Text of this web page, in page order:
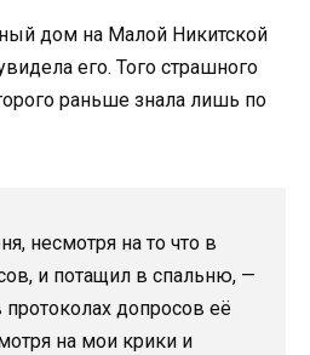
дом на Малой Никитской
его. Того страшного
раньше знала лишь по
несмотря на то что в
и потащил в спальню, —
допросов её
на мои крики и